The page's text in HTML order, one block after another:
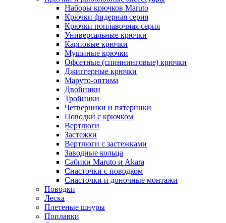
Наборы крючков Maruto
Крючки фидерная серия
Крючки поплавочная серия
Универсальные крючки
Карповые крючки
Мушиные крючки
Офсетные (спиннинговые) крючки
Джиггерные крючки
Маруто-оптима
Двойники
Тройники
Четверники и пятерники
Поводки с крючком
Вертлюги
Застежки
Вертлюги с застежками
Заводные кольца
Сабики Maruto и Akara
Снасточки с поводком
Снасточки и доночные монтажи
Поводки
Леска
Плетеные шнуры
Поплавки